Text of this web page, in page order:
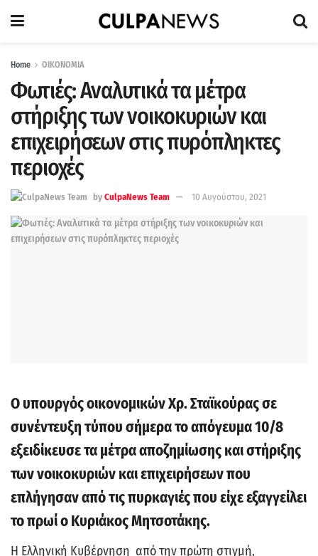
Home ΟΙΚΟΝΟΜΙΑ
Φωτιές: Αναλυτικά τα μέτρα
στήριξης των νοικοκυριών και
επιχειρήσεων στις πυρόπληκτες
περιοχές
by CulpaNews Team 10 Αυγούστου, 2021
Ο υπουργός οικονομικών Χρ. Σταϊκούρας σε
συνέντευξη τύπου σήμερα το απόγευμα 10/8
εξειδίκευσε τα μέτρα αποζημίωσης και στήριξης
των νοικοκυριών και επιχειρήσεων που
επλήγησαν από τις πυρκαγιές που είχε εξαγγείλει
το πρωί ο Κυριάκος Μητσοτάκης.
Η Ελληνική Κυβέρνηση από την πρώτη στιγμή,